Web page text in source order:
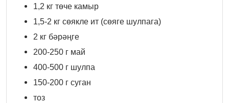
1,2 кг төче камыр
1,5-2 кг сөякле ит (сөяге шулпага)
2 кг бәрәңге
200-250 г май
400-500 г шулпа
150-200 г суган
тоз